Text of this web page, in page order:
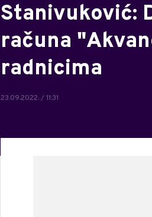
Stanivuković:
računa
radnicima
23.09.2022. / 11:31